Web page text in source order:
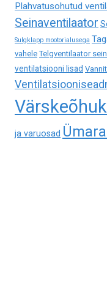
Plahvatusohutud
Seinaventilaator
Sulgklapp mootorialusega
vahele Telgventilaator
ventilatsiooni lisad
ja varuosad